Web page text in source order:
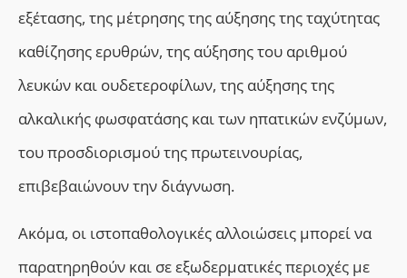
εξέτασης, της μέτρησης της αύξησης της ταχύτητας
καθίζησης ερυθρών, της αύξησης του αριθμού
λευκών και ουδετεροφίλων, της αύξησης της
αλκαλικής φωσφατάσης και των ηπατικών ενζύμων,
του προσδιορισμού της πρωτεινουρίας,
επιβεβαιώνουν την διάγνωση.
Ακόμα, οι ιστοπαθολογικές αλλοιώσεις μπορεί να
παρατηρηθούν και σε εξωδερματικές περιοχές με